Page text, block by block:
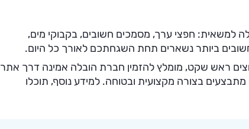
למשאית: חפצי ערך, מסמכים חשובים, בקבוקי מים,
ביותר נשארים תחת השגחתכם לאורך כל היום.
ראש שקט, מומלץ להזמין חברת הובלה אמינה דרך אתר
בצורה מקצועית ובטוחה. למידע נוסף, תוכלו